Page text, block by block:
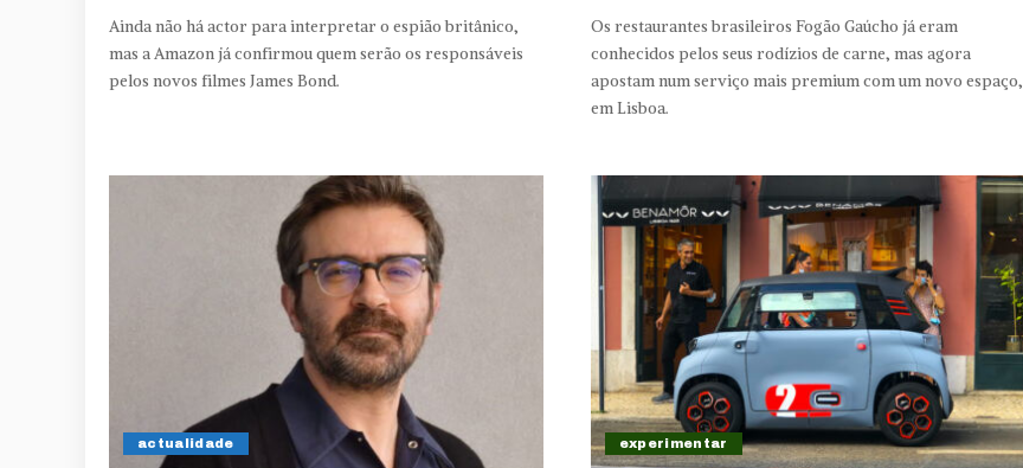
Ainda não há actor para interpretar o espião britânico,
mas a Amazon já confirmou quem serão os responsáveis
pelos novos filmes James Bond.
Os restaurantes brasileiros Fogão Gaúcho já eram
conhecidos pelos seus rodízios de carne, mas agora
apostam num serviço mais premium com um novo espaço,
em Lisboa.
actualidade experimentar